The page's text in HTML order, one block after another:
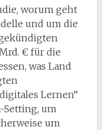
worum geht
und um die
€ für die
was Land
Lernen“
Setting, um
um